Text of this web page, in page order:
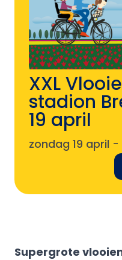
XXL
stadion
19 april
zondag 19 april -
Supergrote